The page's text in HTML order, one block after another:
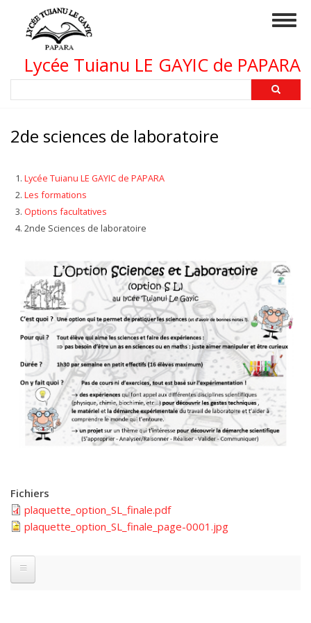
contenu
principalLycée Tuianu LE GAYIC de PAPARA
2de sciences de laboratoire
Lycée Tuianu LE GAYIC de PAPARA
Les formations
Options facultatives
2nde Sciences de laboratoire
Fichiers
plaquette_option_SL_finale.pdf
plaquette_option_SL_finale_page-0001.jpg